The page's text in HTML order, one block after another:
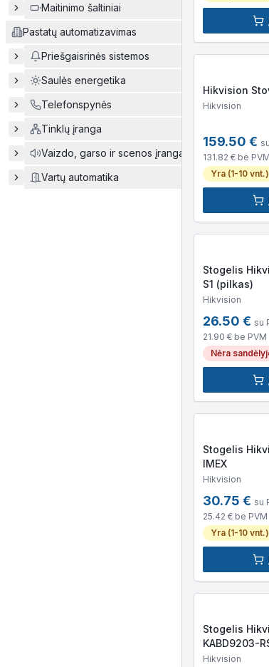
Maitinimo šaltiniai
Pastatų automatizavimas
Priešgaisrinės sistemos
Saulės energetika
Telefonspynės
Tinklų įranga
Vaizdo, garso ir scenos įranga
Vartų automatika
Hikvision
159.50 €
131.82 € be PVM
Yra (1-10 vnt.)
Stogelis
S1 (pilkas)
Hikvision
26.50 € su
21.90 € be PVM
Nėra
Stogelis
IMEX
Hikvision
30.75 € su
25.42 € be PVM
Yra (1-10 vnt.)
Stogelis
KABD9203-
Hikvision